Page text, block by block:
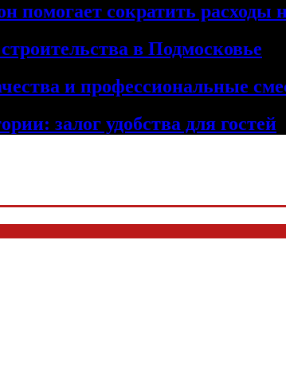
сократить расходы
в Подмосковье
и профессиональные
залог удобства для гостей